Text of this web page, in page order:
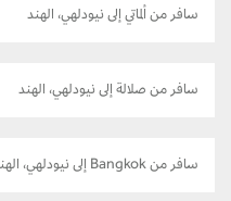
سافر من ألماتي إلى نيودلهي، الهند
سافر من صلالة إلى نيودلهي، الهند
سافر من Bangkok إلى نيودلهي، الهند